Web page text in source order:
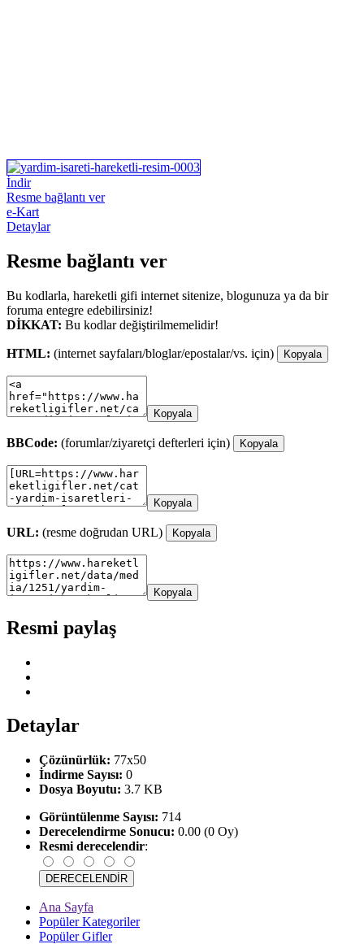
İndir
Resme bağlantı ver
e-Kart
Detaylar
Resme bağlantı ver
Bu kodlarla, hareketli gifi internet sitenize, blogunuza ya da bir
foruma entegre edebilirsiniz!
DİKKAT: Bu kodlar değiştirilmemelidir!
HTML: (internet sayfaları/bloglar/epostalar/vs. için) Kopyala
Kopyala
BBCode: (forumlar/ziyaretçi defterleri için) Kopyala
Kopyala
URL: (resme doğrudan URL) Kopyala
Kopyala
Resmi paylaş
Detaylar
Çözünürlük: 77x50
İndirme Sayısı: 0
Dosya Boyutu: 3.7 KB
Görüntülenme Sayısı: 714
Derecelendirme Sonucu: 0.00 (0 Oy)
Resmi derecelendir:
Ana Sayfa
Popüler Kategoriler
Popüler Gifler